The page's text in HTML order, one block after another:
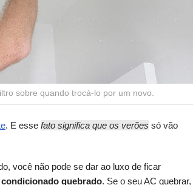
sobre quando trocá-lo por um novo.
. E esse fato significa que os verões só vão
você não pode se dar ao luxo de ficar
quebrado. Se o seu AC quebrar,